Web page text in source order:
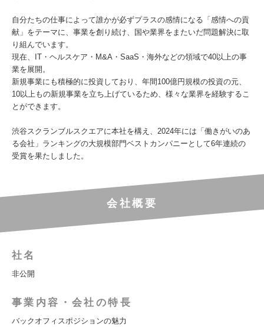
自分たちの仕事によって誰かが必ずプラスの感情になる「感情への貢
献」をテーマに、事業を創り続け、国や業界をまたいだ問題解決に取
り組んでいます。
現在、IT・ヘルスケア・M&A・SaaS・海外などの領域で40以上の事
業を展開。
新規事業にも積極的に投資しており、年間100億円規模の投資の元、
10以上もの新規事業を立ち上げているため、様々な業界を経験するこ
とができます。
渋谷スクランブルスクエアに本社を構え、2024年には「働きがいのあ
る会社」ランキングの大規模部門ベストカンパニーとして6年連続の
受賞を果たしました。
会社概要
社名
非公開
事業内容・会社の特長
バックオフィスポジションの魅力